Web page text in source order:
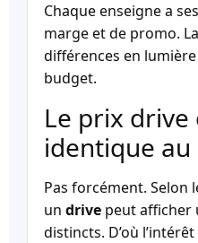
Chaque enseigne a
marge et de promo. La
différences en
budget.
Le prix
identique au
Pas forcément. Selon
un drive peut afficher
distincts. D’où